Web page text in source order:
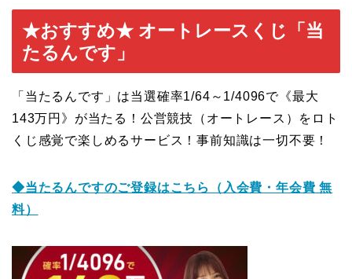
★おすすめ★ オートレースくじ「当
たるんです」
「当たるんです」は当選確率1/64～1/4096で《最大
143万円》が当たる！公営競技（オートレース）をロト
くじ感覚で楽しめるサービス！事前知識は一切不要！
◆当たるんですのご登録はこち ら（入会費・年会費 無
料）